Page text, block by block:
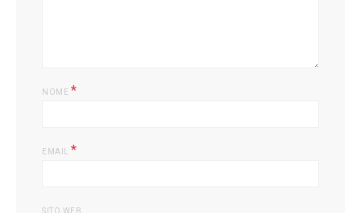
NOME *
EMAIL *
SITO WEB